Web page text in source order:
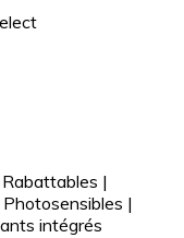
|
|
intégrés